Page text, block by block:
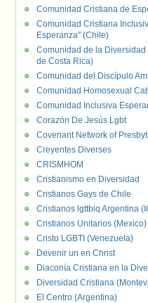
Comunidad Cristiana de
Comunidad Cristiana
Esperanza" (Chile)
Comunidad de la
de Costa Rica)
Comunidad del Discípulo
Comunidad Homosexual
Comunidad Inclusiva
Corazón De Jesús Lgbt
Covenant Network of
Creyentes Diverses
CRISMHOM
Cristianismo en Diversidad
Cristianos Gays de Chile
Cristianos lgttbiq Argentina
Cristianos Unitarios (Mexico)
Cristo LGBTI (Venezuela)
Devenir un en Christ
Diaconía Cristiana en la
Diversidad Cristiana
El Centro (Argentina)